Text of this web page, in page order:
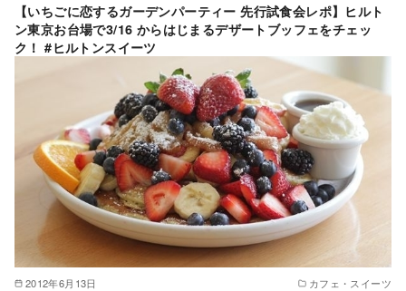
【いちごに恋するガーデンパーティー 先行試食会レポ】ヒルト
ン東京お台場で3/16 からはじまるデザートブッフェをチェッ
ク！ #ヒルトンスイーツ
2012年6月13日 カフェ・スイーツ